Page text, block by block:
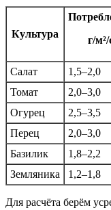
Культура
г/
Салат
1,5–2,0
Томат
2,0–3,0
Огурец
2,5–3,5
Перец
2,0–3,0
Базилик
1,8–2,2
Земляника
1,2–1,8
Для расчёта берём